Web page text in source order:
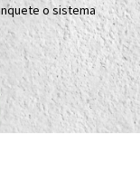
o sistema